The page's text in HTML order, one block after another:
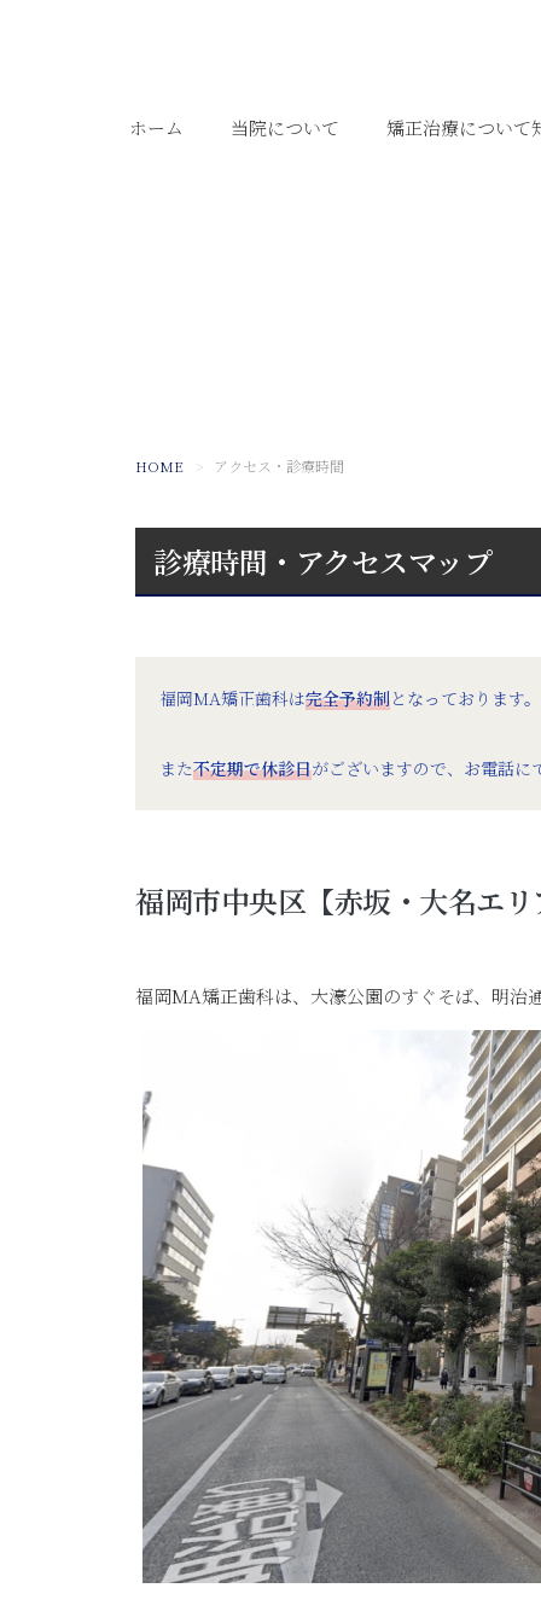
ホーム 当院について 矯正治療について
HOME アクセス・診療時間
診療時間・アクセスマップ
福岡MA矯正歯科は完全予約制となっております
また不定期で休診日がございますので、お電話に
福岡市中央区【赤坂・大名エ
福岡MA矯正歯科は、大濠公園のすぐそば、明治